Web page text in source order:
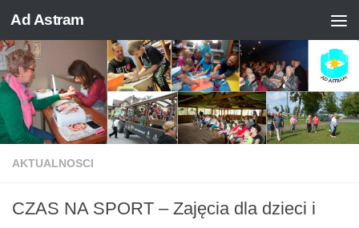
Skip to content
Ad Astram
AKTUALNOSCI
CZAS NA SPORT – Zajęcia dla dzieci i